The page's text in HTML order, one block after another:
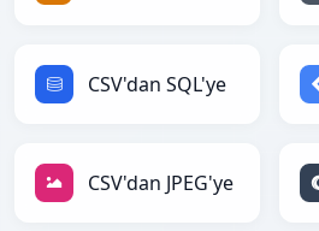
CSV'dan SQL'ye
CSV'dan JPEG'ye